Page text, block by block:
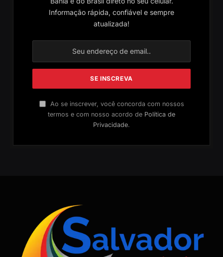
Informação rápida, confiável e sempre
atualizada!
Ao se inscrever, você concorda com nossos
termos e com nosso acordo de Política de
Privacidade.